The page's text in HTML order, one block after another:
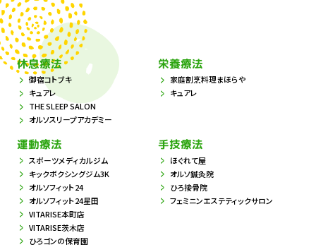
休息療法
御宿コトブキ
キュアレ
THE SLEEP SALON
オルソスリープアカデミー
栄養療法
家庭割烹料理まほらや
キュアレ
運動療法
スポーツメディカルジム
キックボクシングジム3K
オルソフィット24
オルソフィット24星田
VITARISE本町店
VITARISE茨木店
ひろゴンの保育園
手技療法
ほぐれて屋
オルソ鍼灸院
ひろ接骨院
フェミニンエステティックサロン